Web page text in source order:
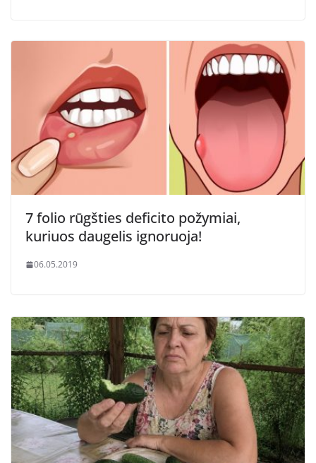
7 folio rūgšties deficito požymiai,
kuriuos daugelis ignoruoja!
06.05.2019